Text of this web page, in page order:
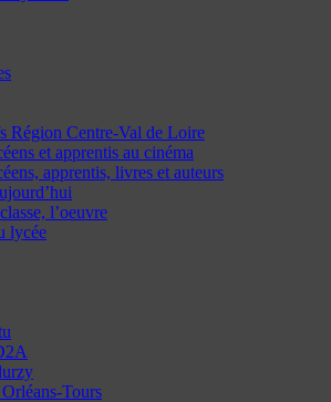
Région Centre-Val de Loire
et apprentis au cinéma
apprentis, livres et auteurs
l’oeuvre
lycée
Tours